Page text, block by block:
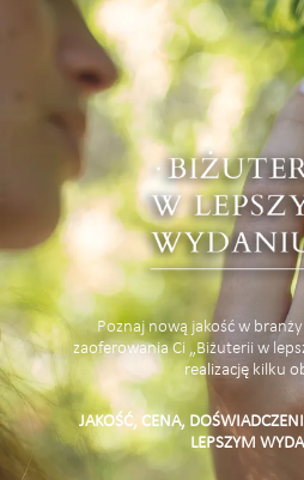
Poznaj nową jakość w
zaoferowania Ci „Biżuterii w
realizację kilku
JAKOŚĆ, CENA,
LEPSZYM